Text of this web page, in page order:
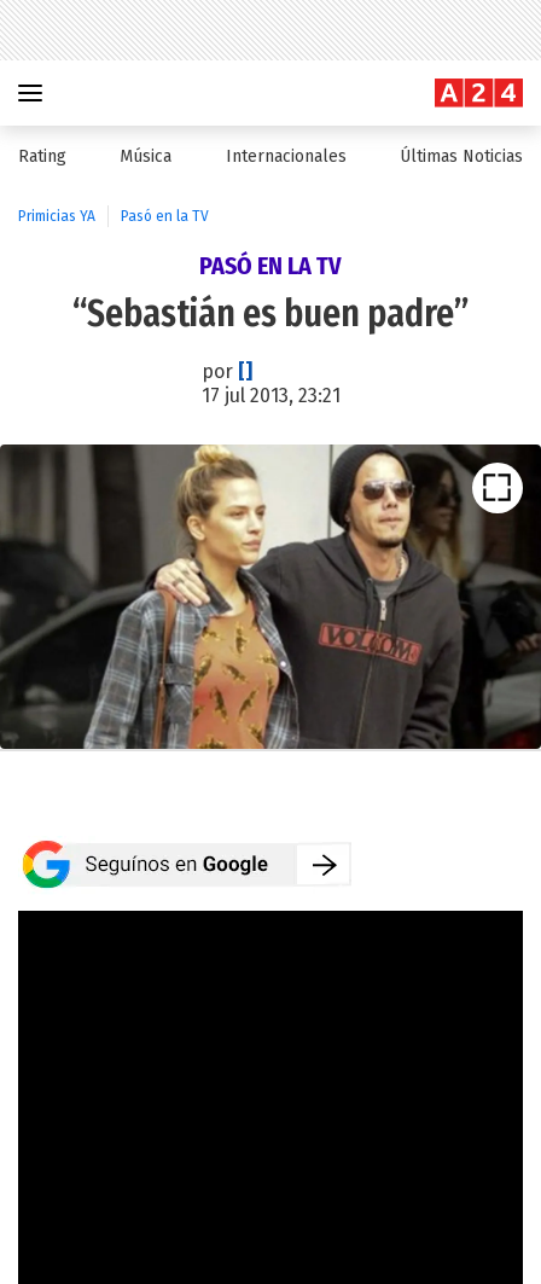
Rating Música Internacionales Últimas Noticias
Primicias YA Pasó en la TV
PASÓ EN LA TV
“Sebastián es buen padre”
por []
17 jul 2013, 23:21